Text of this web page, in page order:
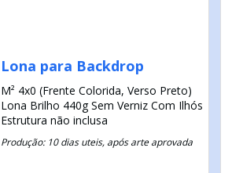
Lona para Backdrop
M² 4x0 (Frente Colorida, Verso Preto)
Lona Brilho 440g Sem Verniz Com Ilhós
Estrutura não inclusa
Produção: 10 dias uteis, após arte aprovada